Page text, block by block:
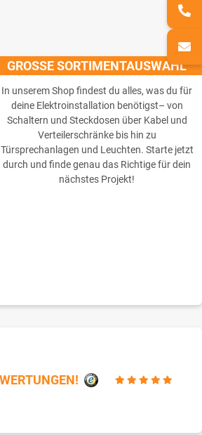
GROSSE SORTIMENTAUSWAHL
In unserem Shop findest du alles, was du für
deine Elektroinstallation benötigst– von
Schaltern und Steckdosen über Kabel und
Verteilerschränke bis hin zu
Türsprechanlagen und Leuchten. Starte jetzt
durch und finde genau das Richtige für dein
nächstes Projekt!